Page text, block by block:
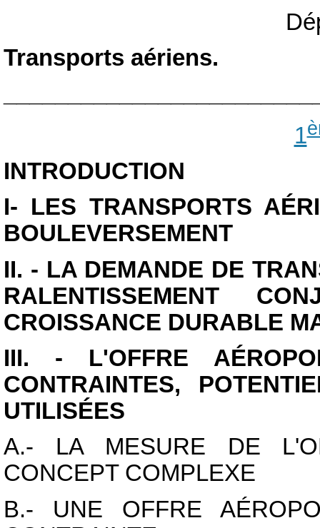
Transports aériens.
1
INTRODUCTION
I- LES TRANSPORTS
BOULEVERSEMENT
II. - LA DEMANDE DE
RALENTISSEMENT
CROISSANCE DURABLE
III. - L'OFFRE
CONTRAINTES,
UTILISÉES
A.- LA MESURE DE
CONCEPT COMPLEXE
B.- UNE OFFRE